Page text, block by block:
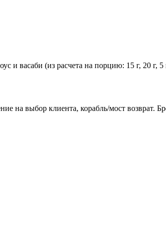
и васаби (из расчета на порцию: 15 г, 20 г, 5
на выбор клиента, корабль/мост возврат.